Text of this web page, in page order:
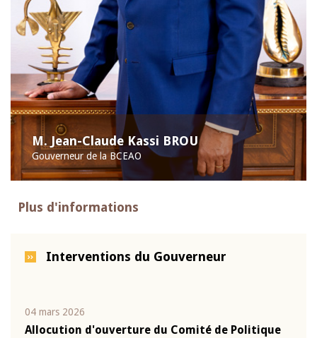
M. Jean-Claude Kassi BROU
Gouverneur de la BCEAO
Plus d'informations
Interventions du Gouverneur
04 mars 2026
Allocution d'ouverture du Comité de Politique